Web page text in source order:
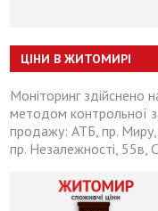
ЦІНИ В ЖИТОМИРІ
Моніторинг здійснено
методом контрольної
продажу: АТБ, пр.
пр. Незалежності, 55в,